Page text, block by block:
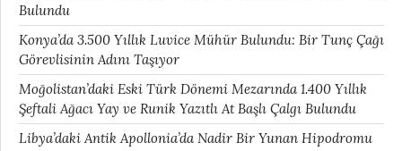
Bulundu
Konya’da 3.500 Yıllık Luvice Mühür Bulundu: Bir Tunç Çağı
Görevlisinin Adını Taşıyor
Moğolistan’daki Eski Türk Dönemi Mezarında 1.400 Yıllık
Şeftali Ağacı Yay ve Runik Yazıtlı At Başlı Çalgı Bulundu
Libya’daki Antik Apollonia’da Nadir Bir Yunan Hipodromu